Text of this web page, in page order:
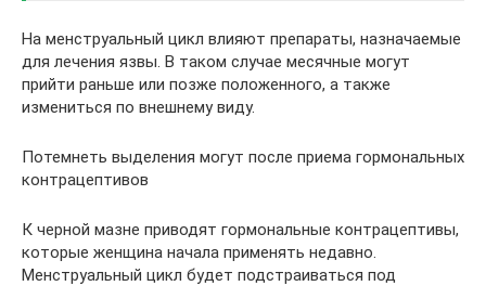
На менструальный цикл влияют препараты, назначаемые
для лечения язвы. В таком случае месячные могут
прийти раньше или позже положенного, а также
измениться по внешнему виду.
Потемнеть выделения могут после приема гормональных
контрацептивов
К черной мазне приводят гормональные контрацептивы,
которые женщина начала применять недавно.
Менструальный цикл будет подстраиваться под